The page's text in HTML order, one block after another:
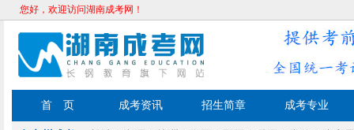
您好，欢迎访问湖南成考网！
首 页 成考资讯 招生简章 成考专业